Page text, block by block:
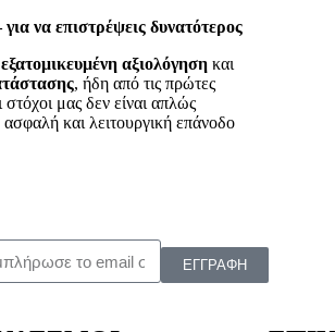
να επιστρέψεις δυνατότερος
εξατομικευμένη αξιολόγηση και
, ήδη από τις πρώτες
μας δεν είναι απλώς
και λειτουργική επάνοδο
ΕΓΓΡΑΦΗ